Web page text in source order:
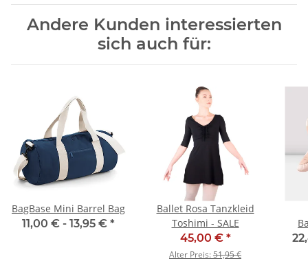
Andere Kunden interessierten
sich auch für:
BagBase Mini Barrel Bag
11,00 € - 13,95 € *
Ballet Rosa Tanzkleid
Toshimi - SALE
45,00 € *
Alter Preis:51,95 €